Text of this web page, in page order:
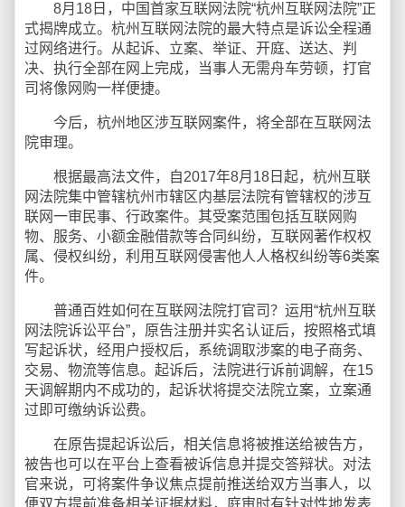
8月18日，中国首家互联网法院“杭州互联网法院”正
式揭牌成立。杭州互联网法院的最大特点是诉讼全程通
过网络进行。从起诉、立案、举证、开庭、送达、判
决、执行全部在网上完成，当事人无需舟车劳顿，打官
司将像网购一样便捷。
今后，杭州地区涉互联网案件，将全部在互联网法
院审理。
根据最高法文件，自2017年8月18日起，杭州互联
网法院集中管辖杭州市辖区内基层法院有管辖权的涉互
联网一审民事、行政案件。其受案范围包括互联网购
物、服务、小额金融借款等合同纠纷，互联网著作权权
属、侵权纠纷，利用互联网侵害他人人格权纠纷等6类案
件。
普通百姓如何在互联网法院打官司？运用“杭州互联
网法院诉讼平台”，原告注册并实名认证后，按照格式填
写起诉状，经用户授权后，系统调取涉案的电子商务、
交易、物流等信息。起诉后，法院进行诉前调解，在15
天调解期内不成功的，起诉状将提交法院立案，立案通
过即可缴纳诉讼费。
在原告提起诉讼后，相关信息将被推送给被告方，
被告也可以在平台上查看被诉信息并提交答辩状。对法
官来说，可将案件争议焦点提前推送给双方当事人，以
便双方提前准备相关证据材料，庭审时有针对性地发表